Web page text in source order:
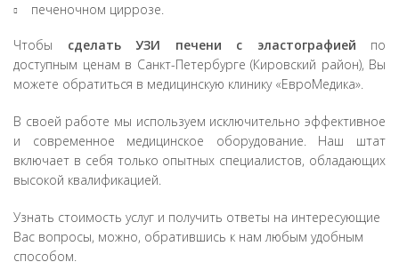
печеночном циррозе.
Чтобы сделать УЗИ печени с эластографией по
доступным ценам в Санкт-Петербурге (Кировский район), Вы
можете обратиться в медицинскую клинику «ЕвроМедика».
В своей работе мы используем исключительно эффективное
и современное медицинское оборудование. Наш штат
включает в себя только опытных специалистов, обладающих
высокой квалификацией.
Узнать стоимость услуг и получить ответы на интересующие
Вас вопросы, можно, обратившись к нам любым удобным
способом.